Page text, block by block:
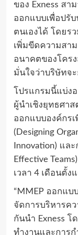
ของ Exness สา
ออกแบบเพื่อปรั
ตนเองได้ โดยร
เพิ่มขีดความสา
อนาคตของโคร
มั่นใจว่าบริษัทจะ
โปรแกรมนี้แบ่ง
ผู้นำเชิงยุทธศาส
ออกแบบองค์กร
( Designing
Innovation) และ
Effective Teams)
เวลา 4 เดือนตั้ง
“MMEP ออกแบ
จัดการบริหารค
กันนำ Exness โ
ทำงานและการ